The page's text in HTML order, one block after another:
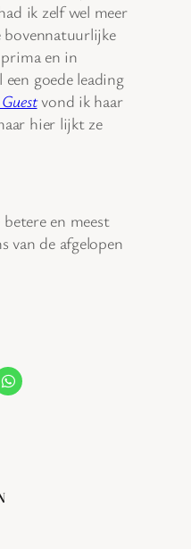
ik zelf wel meer
bovennatuurlijke
en in
goede leading
vond ik haar
hier lijkt ze
en meest
van de afgelopen